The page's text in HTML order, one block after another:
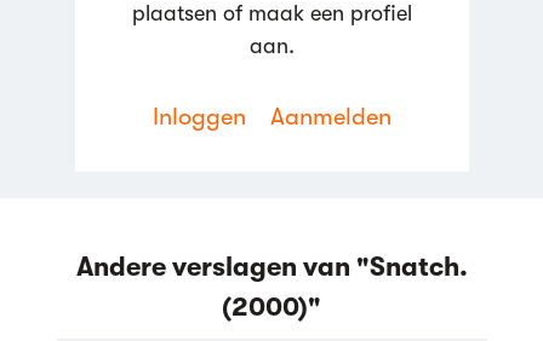
plaatsen of maak een profiel
aan.
Inloggen Aanmelden
Andere verslagen van "Snatch.
(2000)"